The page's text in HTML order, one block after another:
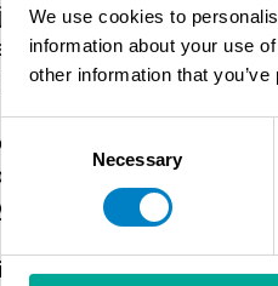
We use cookies to
information about your use
other information that
Necessary
selluteollisuudessa
Mittaushaasteet
suunniteltava
pölymittaus
ovat usein
1000 °C:een, mikä